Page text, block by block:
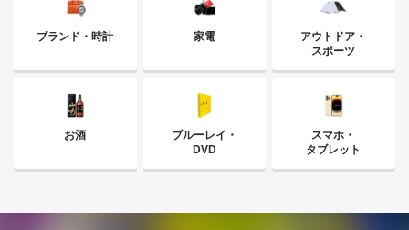
ブランド・時計 家電
アウトドア・
スポーツ
お酒
ブルーレイ・
DVD
スマホ・
タブレット